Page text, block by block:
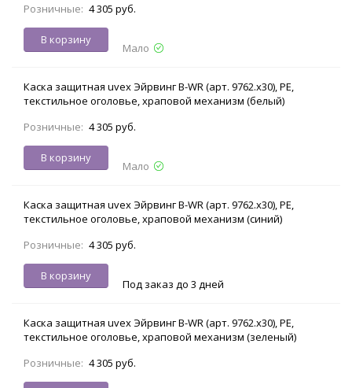
Розничные: 4 305 руб.
В корзину
Мало
Каска защитная uvex Эйрвинг B-WR (арт. 9762.х30), PE,
текстильное оголовье, храповой механизм (белый)
Розничные: 4 305 руб.
В корзину
Мало
Каска защитная uvex Эйрвинг B-WR (арт. 9762.х30), PE,
текстильное оголовье, храповой механизм (синий)
Розничные: 4 305 руб.
В корзину
Под заказ до 3 дней
Каска защитная uvex Эйрвинг B-WR (арт. 9762.х30), PE,
текстильное оголовье, храповой механизм (зеленый)
Розничные: 4 305 руб.